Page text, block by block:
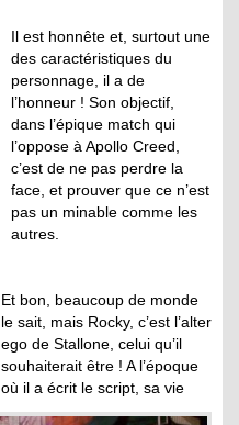
Il est honnête et, surtout une
des caractéristiques du
personnage, il a de
l’honneur ! Son objectif,
dans l’épique match qui
l’oppose à Apollo Creed,
c’est de ne pas perdre la
face, et prouver que ce n’est
pas un minable comme les
autres.
Et bon, beaucoup de monde
le sait, mais Rocky, c’est l’alter
ego de Stallone, celui qu’il
souhaiterait être ! A l’époque
où il a écrit le script, sa vie